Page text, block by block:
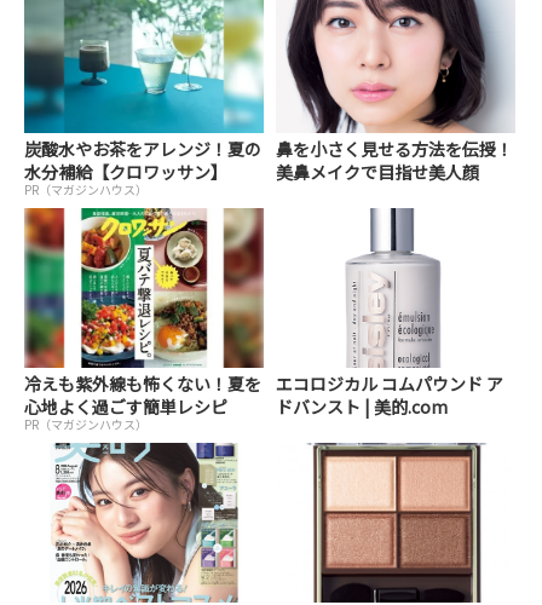
炭酸水やお茶をアレンジ！夏の
水分補給【クロワッサン】
PR（マガジンハウス）
鼻を小さく見せる方法を伝授！
美鼻メイクで目指せ美人顔
冷えも紫外線も怖くない！夏を
心地よく過ごす簡単レシピ
PR（マガジンハウス）
エコロジカル コムパウンド ア
ドバンスト | 美的.com